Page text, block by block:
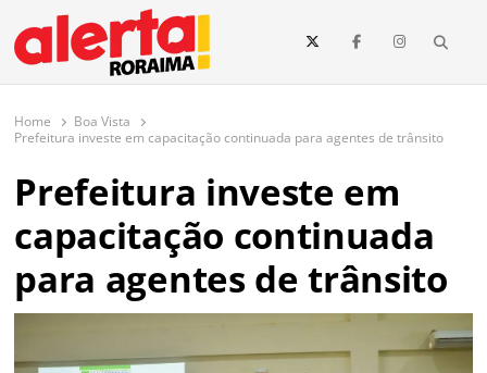
conteúdo
O maior portal de notícias de Roraima
O Alerta Roraima é seu portal de notícias completo sobre política,
e todo o estado de Roraima. Fique sempre informado com
atualizações em tempo real!
Home
Boa Vista
Prefeitura investe em capacitação continuada para agentes de trânsito
Prefeitura investe em
capacitação continuada
para agentes de trânsito